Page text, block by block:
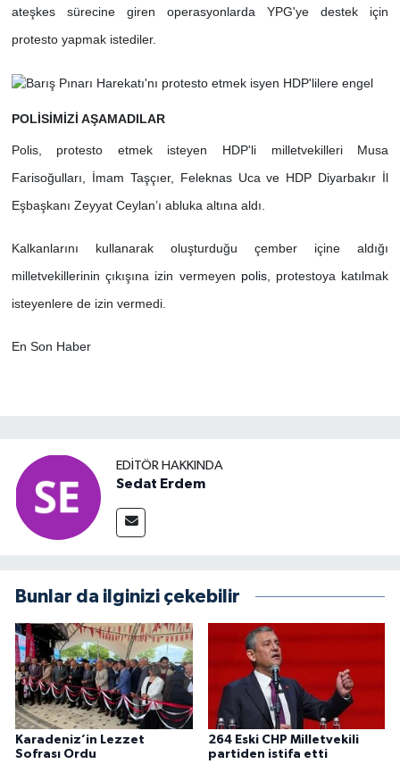
ateşkes sürecine giren operasyonlarda YPG'ye destek için
protesto yapmak istediler.
POLİSİMİZİ AŞAMADILAR
Polis, protesto etmek isteyen HDP'li milletvekilleri Musa
Farisoğulları, İmam Taşçıer, Feleknas Uca ve HDP Diyarbakır İl
Eşbaşkanı Zeyyat Ceylan’ı abluka altına aldı.
Kalkanlarını kullanarak oluşturduğu çember içine aldığı
milletvekillerinin çıkışına izin vermeyen polis, protestoya katılmak
isteyenlere de izin vermedi.
En Son Haber
EDITÖR HAKKINDA
Sedat Erdem
Bunlar da ilginizi çekebilir
Karadeniz’in Lezzet
Sofrası Ordu
264 Eski CHP Milletvekili
partiden istifa etti